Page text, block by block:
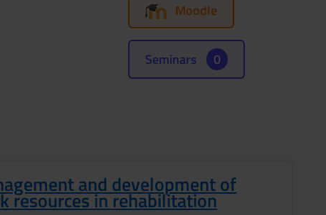
Moodle
Seminars 0
and development of
resources in rehabilitation